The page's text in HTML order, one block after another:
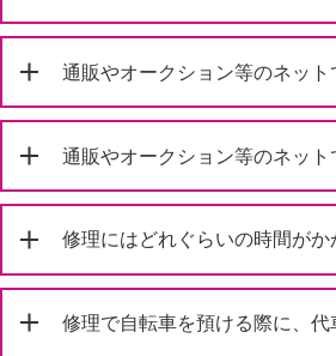
通販やオークション等のネッ
通販やオークション等のネッ
修理にはどれぐらいの時間が
修理で自転車を預ける際に、